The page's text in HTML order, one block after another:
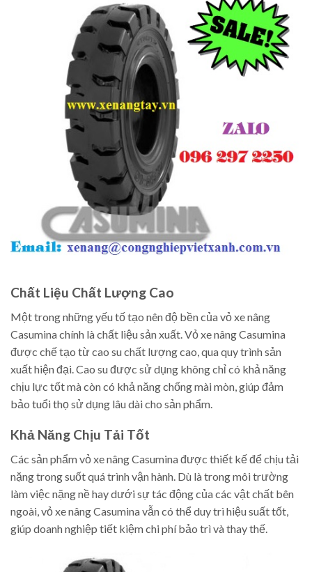
Chất Liệu Chất Lượng Cao
Một trong những yếu tố tạo nên độ bền của vỏ xe nâng
Casumina chính là chất liệu sản xuất. Vỏ xe nâng Casumina
được chế tạo từ cao su chất lượng cao, qua quy trình sản
xuất hiện đại. Cao su được sử dụng không chỉ có khả năng
chịu lực tốt mà còn có khả năng chống mài mòn, giúp đảm
bảo tuổi thọ sử dụng lâu dài cho sản phẩm.
Khả Năng Chịu Tải Tốt
Các sản phẩm vỏ xe nâng Casumina được thiết kế để chịu tải
nặng trong suốt quá trình vận hành. Dù là trong môi trường
làm việc nặng nề hay dưới sự tác động của các vật chất bên
ngoài, vỏ xe nâng Casumina vẫn có thể duy trì hiệu suất tốt,
giúp doanh nghiệp tiết kiệm chi phí bảo trì và thay thế.